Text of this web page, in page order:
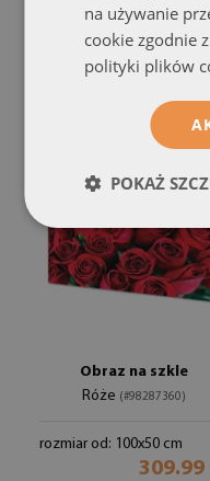
rozmiar od: 100x50 cm
309.99
Obraz na szkle
Róże (#98287360)
rozmiar od: 100x50 cm
309.99
na używanie
cookie zgodnie
polityki plików
POKAŻ